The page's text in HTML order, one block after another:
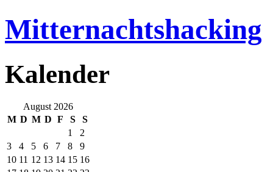
Mitternachtshacking
Kalender
August 2026
M D M D F S
S
1
2
3
4 5 6 7 8
9
10 11 12 13 14 15 16